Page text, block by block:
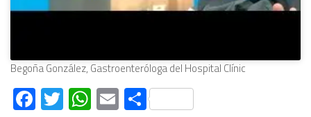
Begoña González, Gastroenteróloga del Hospital Clínic
Facebook
Twitter
WhatsApp
EmailCompartir